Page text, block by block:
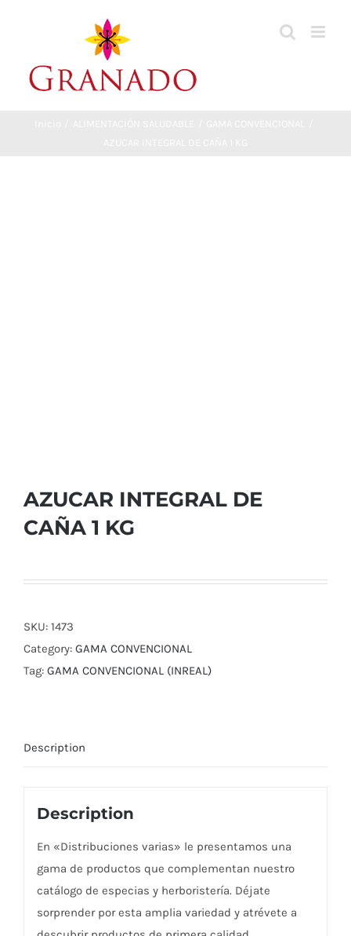
AZUCAR INTEGRAL DE
CAÑA 1 KG
SKU: 1473
Category: GAMA CONVENCIONAL
Tag: GAMA CONVENCIONAL (INREAL)
Description
Description
En «Distribuciones varias» le presentamos una
gama de productos que complementan nuestro
catálogo de especias y herboristería. Déjate
sorprender por esta amplia variedad y atrévete a